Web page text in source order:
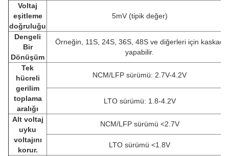
Voltaj
eşitleme
doğruluğu
5mV (tipik değer)
Dengeli
Bir
Dönüşüm
Örneğin, 11S, 24S, 36S, 48S ve diğerleri için kaskad
yapabilir.
Tek
hücreli
gerilim
toplama
aralığı
NCM/LFP sürümü: 2.7V-4.2V
LTO sürümü: 1.8-4.2V
Alt voltaj
uyku
voltajını
korur.
NCM/LFP sürümü <2.7V
LTO sürümü <1.8V